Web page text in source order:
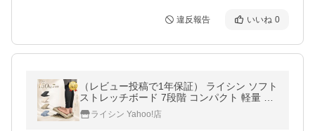
違反報告 いいね 0
（レビュー投稿で1年保証） ライシン ソフト
ストレッチボード 7段階 コンパクト 軽量 耐
荷重 150kg
ライシン Yahoo!店